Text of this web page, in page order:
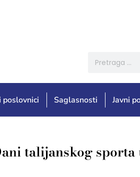
poslovnici Saglasnosti Javni
talijanskog sporta